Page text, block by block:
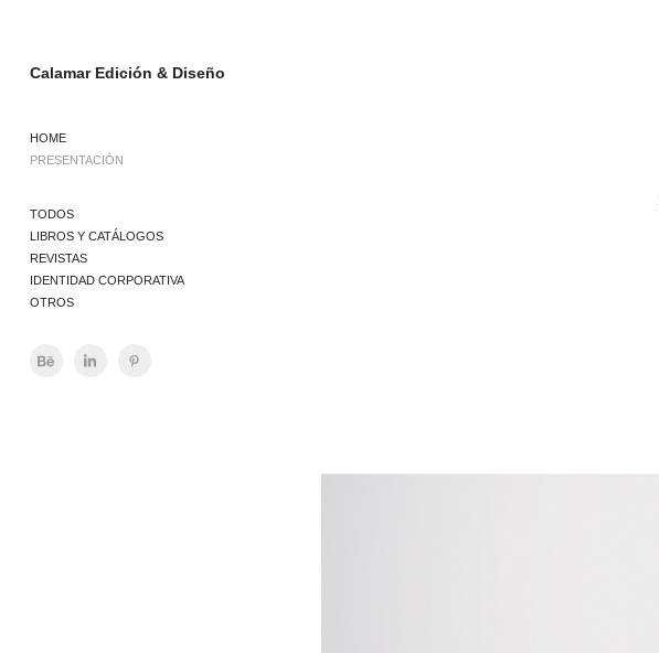
Calamar Edición & Diseño
HOME
PRESENTACIÓN
TODOS
LIBROS Y CATÁLOGOS
REVISTAS
IDENTIDAD CORPORATIVA
OTROS